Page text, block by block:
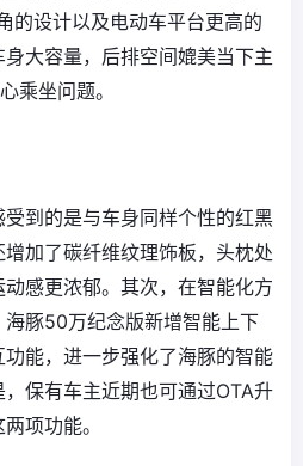
的设计以及电动车平台更高的
大容量，后排空间媲美当下主
乘坐问题。
到的是与车身同样个性的红黑
加了碳纤维纹理饰板，头枕处
感更浓郁。其次，在智能化方
豚50万纪念版新增智能上下
能，进一步强化了海豚的智能
保有车主近期也可通过OTA升
项功能。